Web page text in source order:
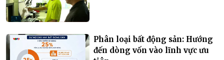
Phân loại bất động sản: Hướng
đến dòng vốn vào lĩnh vực ưu